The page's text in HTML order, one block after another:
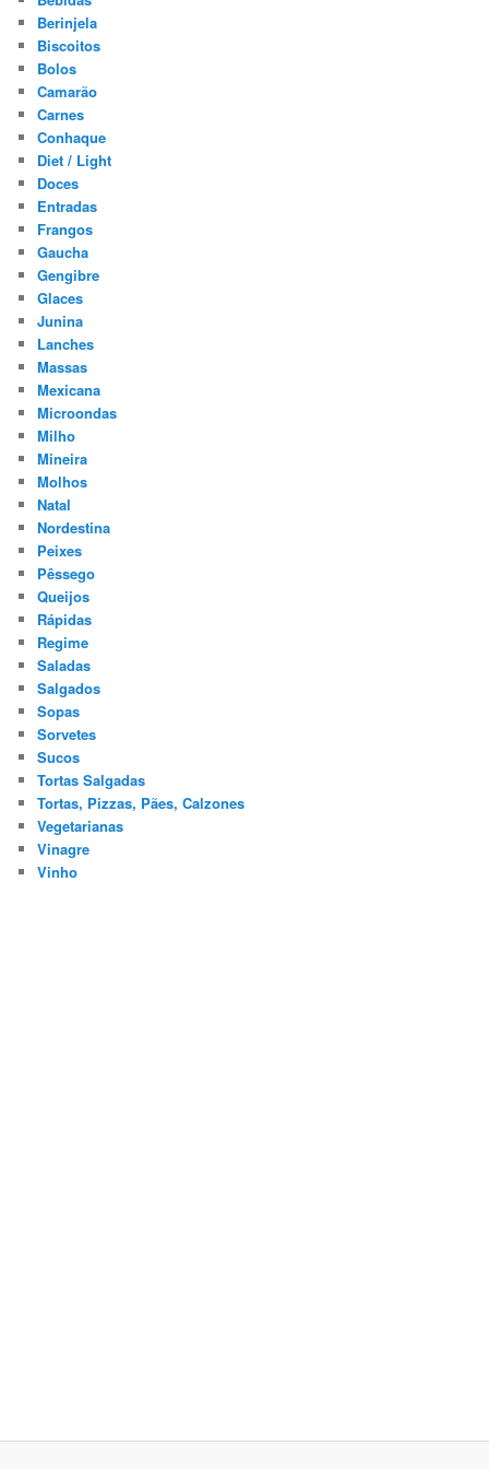
Berinjela
Biscoitos
Bolos
Camarão
Carnes
Conhaque
Diet / Light
Doces
Entradas
Frangos
Gaucha
Gengibre
Glaces
Junina
Lanches
Massas
Mexicana
Microondas
Milho
Mineira
Molhos
Natal
Nordestina
Peixes
Pêssego
Queijos
Rápidas
Regime
Saladas
Salgados
Sopas
Sorvetes
Sucos
Tortas Salgadas
Tortas, Pizzas, Pães, Calzones
Vegetarianas
Vinagre
Vinho